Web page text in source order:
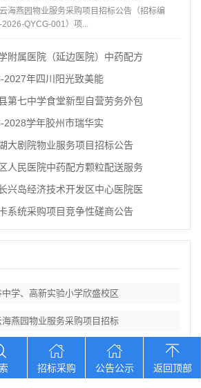
海燕园物业服务采购项目招标公告（招标编
）项...
附属医院（延边医院）中药配方
年四川阳光致美能
第七中学食堂新型自营劳务外包
学年胶州市瑞华实
大剧院物业服务项目招标公告
人民医院中药配方颗粒配送服务
兴岛经济技术开发区中心医院医
系统采购项目竞争性磋商公告
学、高新实验小学欣盛校区
燕园物业服务采购项目招标
医院（延边医院）中药配方
年四川阳光致美能
招标采购 公告公示 返回顶部